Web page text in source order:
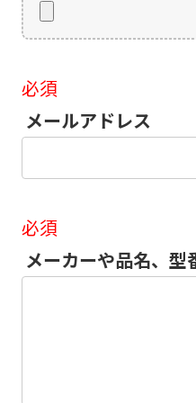
必須
メールアドレス
必須
メーカーや品名、型